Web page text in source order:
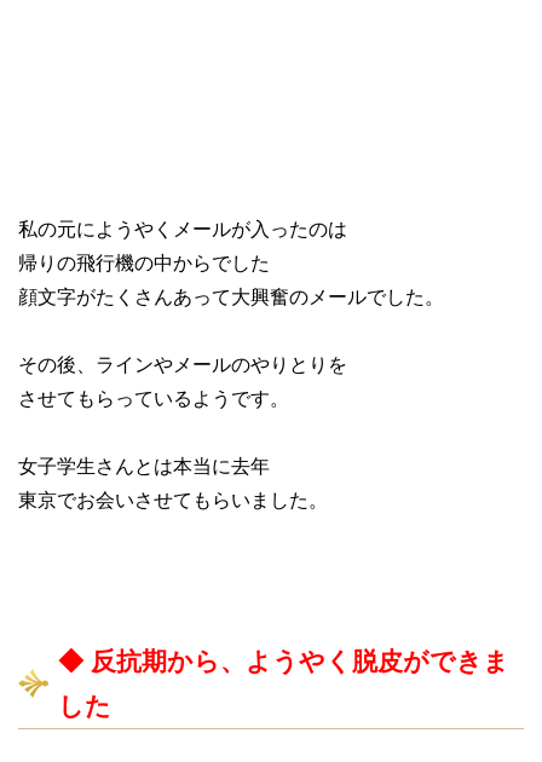
私の元にようやくメールが入ったのは
帰りの飛行機の中からでした
顔文字がたくさんあって大興奮のメールでした。
その後、ラインやメールのやりとりを
させてもらっているようです。
女子学生さんとは本当に去年
東京でお会いさせてもらいました。
◆ 反抗期から、ようやく脱皮ができま
した